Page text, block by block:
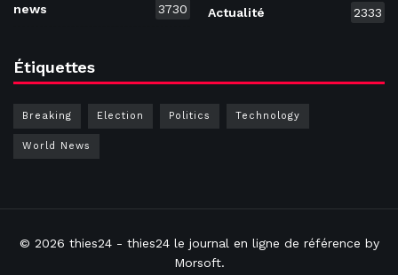
news 3730 Actualité 2333
Étiquettes
Breaking Election Politics Technology
World News
© 2026 thies24- thies24 le journal en ligne de référence by
Morsoft.